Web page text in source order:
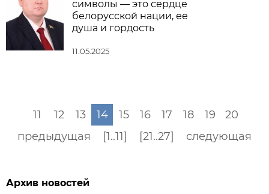
символы — это сердце
белорусской нации, ее
душа и гордость
11.05.2025
предыдущая [1..11]
11 12 13 14 15 16 17 18 19
20
[21..27]
следующая
Архив новостей